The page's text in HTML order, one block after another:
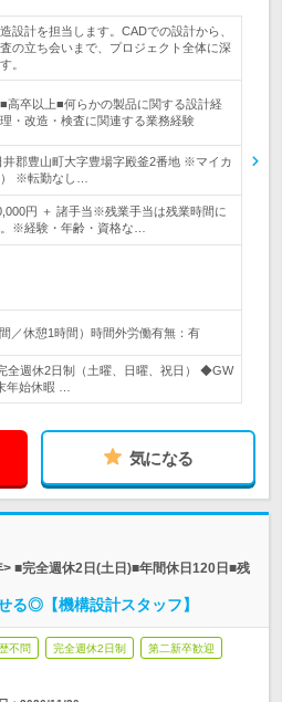
設計を担当します。CADでの設計から、
の立ち会いまで、プロジェクト全体に深
。
高卒以上■何らかの製品に関する設計経
・改造・検査に関連する業務経験
井郡豊山町大字豊場字殿釜2番地 ※マイカ
※転勤なし…
円 ＋ 諸手当※残業手当は残業時間に
※経験・年齢・資格な…
／休憩1時間）時間外労働有無：有
全週休2日制（土曜、日曜、祝日） ◆GW
始休暇 …
気になる
■完全週休2日(土日)■年間休日120日■残
る◎【機構設計スタッフ】
不問 完全週休2日制 第二新卒歓迎